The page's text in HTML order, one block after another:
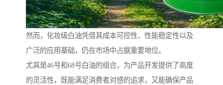
然而，化妆级白油凭借其成本可控性、性能稳定性以及
广泛的应用基础，仍在市场中占据重要地位。
尤其是46号和68号白油的组合，为产品开发提供了高度
的灵活性，既能满足消费者对感的追求，又能确保产品